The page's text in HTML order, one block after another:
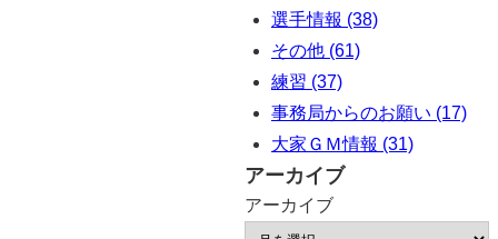
選手情報 (38)
その他 (61)
練習 (37)
事務局からのお願い (17)
大家ＧＭ情報 (31)
アーカイブ
アーカイブ